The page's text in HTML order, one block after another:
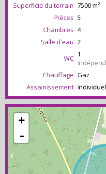
Superficie du terrain 7500 m²
Pièces 5
Chambres 4
Salle d'eau 2
WC 1
Chauffage Gaz
Assainissement Individuel
+
-